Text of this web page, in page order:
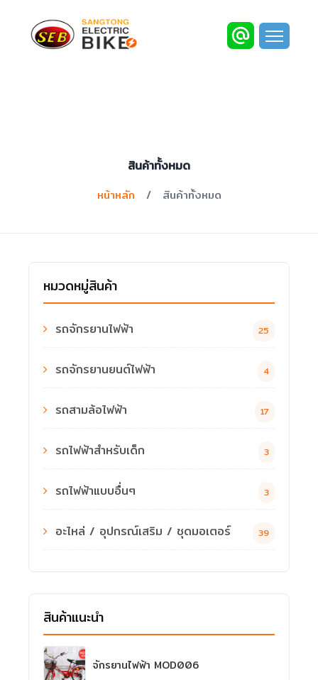
สินค้าทั้งหมด
หน้าหลัก / สินค้าทั้งหมด
หมวดหมู่สินค้า
รถจักรยานไฟฟ้า 25
รถจักรยานยนต์ไฟฟ้า 4
รถสามล้อไฟฟ้า 17
รถไฟฟ้าสำหรับเด็ก 3
รถไฟฟ้าแบบอื่นๆ 3
อะไหล่ / อุปกรณ์เสริม / ชุดมอเตอร์ 39
สินค้าแนะนำ
จักรยานไฟฟ้า MOD006